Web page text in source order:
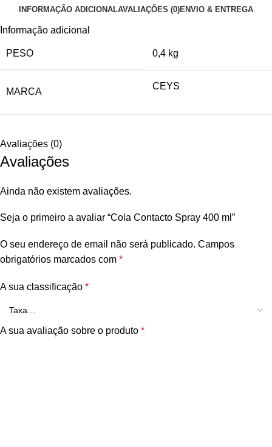
INFORMAÇÃO ADICIONALAVALIAÇÕES (0)ENVIO & ENTREGA
Informação adicional
PESO 0,4 kg
MARCA
CEYS
Avaliações (0)
Avaliações
Ainda não existem avaliações.
Seja o primeiro a avaliar “Cola Contacto Spray 400 ml”
O seu endereço de email não será publicado. Campos
obrigatórios marcados com *
A sua classificação *
A sua avaliação sobre o produto *